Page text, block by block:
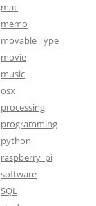
mac
memo
movable Type
movie
music
osx
processing
programming
python
raspberry_pi
software
SQL